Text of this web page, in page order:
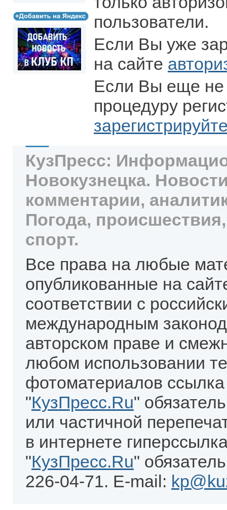
пользователи.
Если Вы уже
на сайте
Если Вы еще не
процедуру
КузПресс:
Новокузнецка.
комментарии,
Погода,
спорт.
Все права на любые
опубликованные на
соответствии с
международным
авторском праве и
любом использовании
фотоматериалов
"КузПресс.Ru"
или частичной
в интернете
"КузПресс.Ru"
226-04-71. E-mail: